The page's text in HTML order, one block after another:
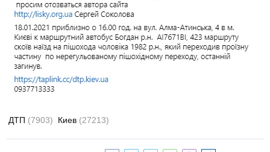
ДТП (7903) Киев (27213)